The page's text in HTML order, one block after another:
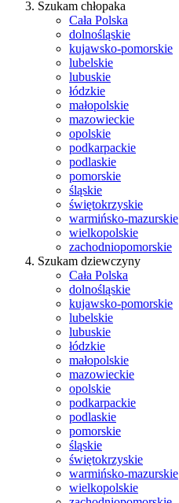
Szukam chłopaka
Cała Polska
dolnośląskie
kujawsko-pomorskie
lubelskie
lubuskie
łódzkie
małopolskie
mazowieckie
opolskie
podkarpackie
podlaskie
pomorskie
śląskie
świętokrzyskie
warmińsko-mazurskie
wielkopolskie
zachodniopomorskie
Szukam dziewczyny
Cała Polska
dolnośląskie
kujawsko-pomorskie
lubelskie
lubuskie
łódzkie
małopolskie
mazowieckie
opolskie
podkarpackie
podlaskie
pomorskie
śląskie
świętokrzyskie
warmińsko-mazurskie
wielkopolskie